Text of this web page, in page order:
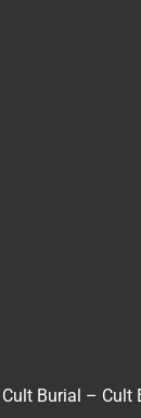
Cult Burial – Cult